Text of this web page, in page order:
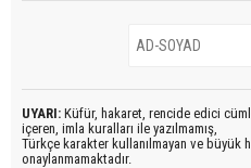
UYARI: Küfür, hakaret, rencide edici
içeren, imla kuralları ile yazılmamış,
Türkçe karakter kullanılmayan ve büyük
onaylanmamaktadır.